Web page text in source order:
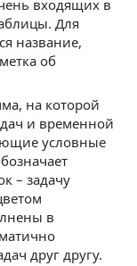
входящих в
Для
название,
об
на которой
и временной
условные
– задачу
в
друг другу.